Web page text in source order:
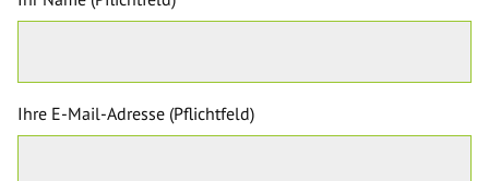
Ihre E-Mail-Adresse (Pflichtfeld)